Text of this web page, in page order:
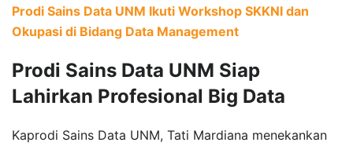
Prodi Sains Data UNM Ikuti Workshop SKKNI dan
Okupasi di Bidang Data Management
Prodi Sains Data UNM Siap
Lahirkan Profesional Big Data
Kaprodi Sains Data UNM, Tati Mardiana menekankan